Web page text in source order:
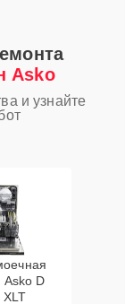
Asko
и узнайте
D
XLT